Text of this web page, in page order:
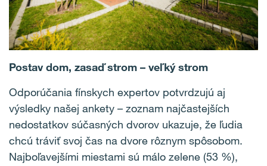
Postav dom, zasaď strom – veľký strom
Odporúčania fínskych expertov potvrdzujú aj
výsledky našej ankety – zoznam najčastejších
nedostatkov súčasných dvorov ukazuje, že ľudia
chcú tráviť svoj čas na dvore rôznym spôsobom.
Najboľavejšími miestami sú málo zelene (53 %),